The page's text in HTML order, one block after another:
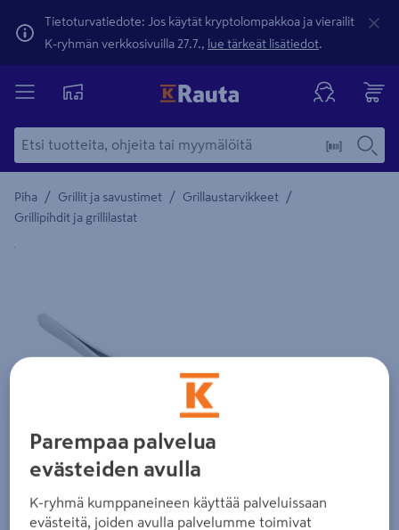
Tietoturvatiedote: Jos käytät kryptolompakkoa ja vierailit
K-ryhmän verkkosivuilla 27.7., lue tärkeät lisätiedot.
Piha / Grillit ja savustimet / Grillaustarvikkeet /
Grillipihdit ja grillilastat
Yksityiskohtainen kuvaus löytyy Tuotteen kuvaus -
Parempaa palvelua
evästeiden avulla
K-ryhmä kumppaneineen käyttää palveluissaan
evästeitä, joiden avulla palvelumme toimivat